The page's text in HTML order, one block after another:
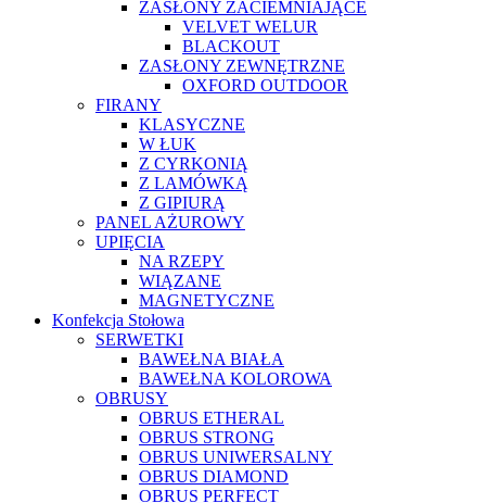
ZASŁONY ZACIEMNIAJĄCE
VELVET WELUR
BLACKOUT
ZASŁONY ZEWNĘTRZNE
OXFORD OUTDOOR
FIRANY
KLASYCZNE
W ŁUK
Z CYRKONIĄ
Z LAMÓWKĄ
Z GIPIURĄ
PANEL AŻUROWY
UPIĘCIA
NA RZEPY
WIĄZANE
MAGNETYCZNE
Konfekcja Stołowa
SERWETKI
BAWEŁNA BIAŁA
BAWEŁNA KOLOROWA
OBRUSY
OBRUS ETHERAL
OBRUS STRONG
OBRUS UNIWERSALNY
OBRUS DIAMOND
OBRUS PERFECT